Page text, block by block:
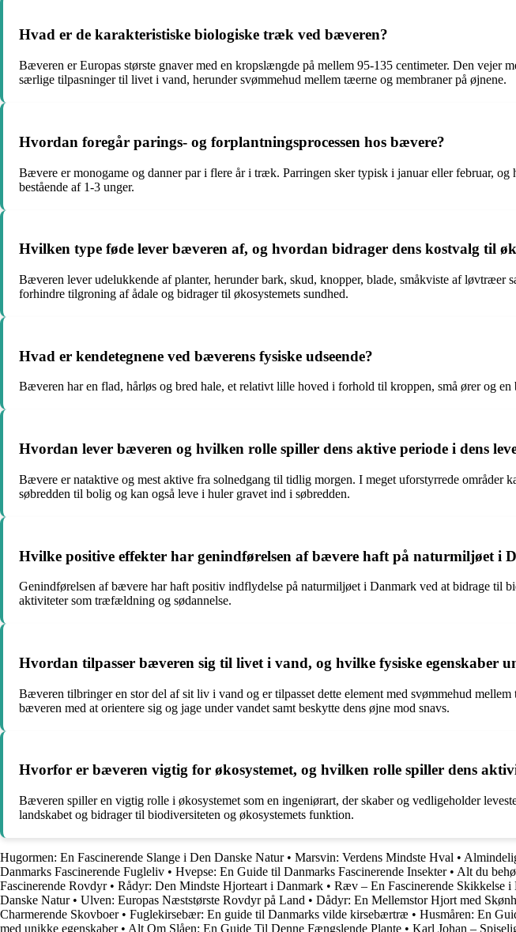
Hvad er de karakteristiske biologiske træk ved bæveren?
Bæveren er Europas største gnaver med en kropslængde på mellem 95-135 centimeter. Den
særlige tilpasninger til livet i vand, herunder svømmehud mellem tæerne og membraner på øjnene.
Hvordan foregår parings- og forplantningsprocessen hos bævere?
Bævere er monogame og danner par i flere år i træk. Parringen sker typisk i januar eller februar,
bestående af 1-3 unger.
Hvilken type føde lever bæveren af, og hvordan bidrager dens kostvalg til
Bæveren lever udelukkende af planter, herunder bark, skud, knopper, blade, småkviste af
forhindre tilgroning af ådale og bidrager til økosystemets sundhed.
Hvad er kendetegnene ved bæverens fysiske udseende?
Bæveren har en flad, hårløs og bred hale, et relativt lille hoved i forhold til kroppen, små ører og
Hvordan lever bæveren og hvilken rolle spiller dens aktive periode i dens
Bævere er nataktive og mest aktive fra solnedgang til tidlig morgen. I meget uforstyrrede
søbredden til bolig og kan også leve i huler gravet ind i søbredden.
Hvilke positive effekter har genindførelsen af bævere haft på naturmiljøet i
Genindførelsen af bævere har haft positiv indflydelse på naturmiljøet i Danmark ved at bidrage til
aktiviteter som træfældning og sødannelse.
Hvordan tilpasser bæveren sig til livet i vand, og hvilke fysiske egenskaber
Bæveren tilbringer en stor del af sit liv i vand og er tilpasset dette element med svømmehud
bæveren med at orientere sig og jage under vandet samt beskytte dens øjne mod snavs.
Hvorfor er bæveren vigtig for økosystemet, og hvilken rolle spiller dens
Bæveren spiller en vigtig rolle i økosystemet som en ingeniørart, der skaber og vedligeholder
landskabet og bidrager til biodiversiteten og økosystemets funktion.
Hugormen: En Fascinerende Slange i Den Danske Natur• Marsvin: Verdens Mindste Hval •
Danmarks Fascinerende Fugleliv • Hvepse: En Guide til Danmarks Fascinerende Insekter• Alt du
Fascinerende Rovdyr• Rådyr: Den Mindste Hjorteart i Danmark • Ræv – En Fascinerende Skikkelse i
Danske Natur• Ulven: Europas Næststørste Rovdyr på Land • Dådyr: En Mellemstor Hjort med
Charmerende Skovboer• Fuglekirsebær: En guide til Danmarks vilde kirsebærtræ • Husmåren: En
med unikke egenskaber• Alt Om Slåen: En Guide Til Denne Fængslende Plante • Karl Johan –